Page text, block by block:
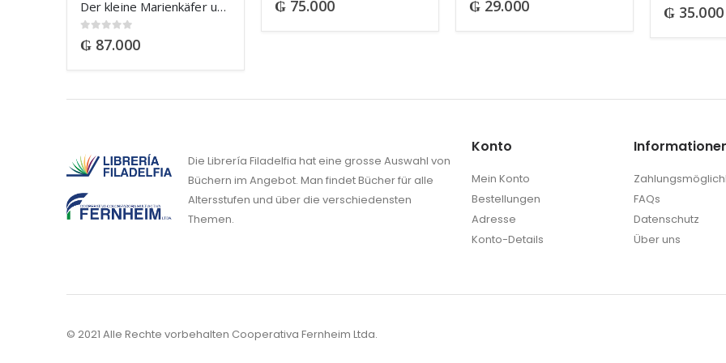
Der kleine Marienkäfer und seine Freunde
0out of 5
₲ 87.000
₲ 75.000 ₲ 29.000 0out of 5
₲ 35.000
Die Librería Filadelfia hat eine grosse Auswahl von
Büchern im Angebot. Man findet Bücher für alle
Altersstufen und über die verschiedensten
Themen.
Konto
Mein Konto
Bestellungen
Adresse
Konto-Details
FAQs
Datenschutz
Über uns
© 2021 Alle Rechte vorbehalten Cooperativa Fernheim Ltda.